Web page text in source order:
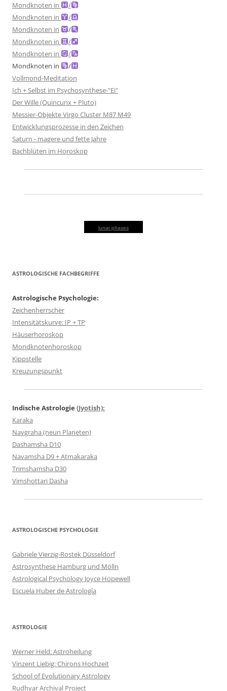
Mondknoten in
/
Mondknoten in
/
Mondknoten in
/
Mondknoten in
/
Mondknoten in
/
Mondknoten in
/
Vollmond-Meditation
Ich + Selbst im Psychosynthese-"Ei"
Der Wille (Quincunx + Pluto)
Messier-Objekte Virgo Cluster M87 M49
Entwicklungsprozesse in den Zeichen
Saturn - magere und fette Jahre
Bachblüten im Horoskop
lunar phases
ASTROLOGISCHE FACHBEGRIFFE
Astrologische Psychologie:
Zeichenherrscher
Intensitätskurve: IP + TP
Häuserhoroskop
Mondknotenhoroskop
Kippstelle
Kreuzungspunkt
Indische Astrologie (Jyotish):
Karaka
Navgraha (neun Planeten)
Dashamsha D10
Navamsha D9 + Atmakaraka
Trimshamsha D30
Vimshottari Dasha
ASTROLOGISCHE PSYCHOLOGIE
Gabriele Vierzig-Rostek Düsseldorf
Astrosynthese Hamburg und Mölln
Astrological Psychology Joyce Hopewell
Escuela Huber de Astrología
ASTROLOGIE
Werner Held: Astroheilung
Vinzent Liebig: Chirons Hochzeit
School of Evolutionary Astrology
Rudhyar Archival Project